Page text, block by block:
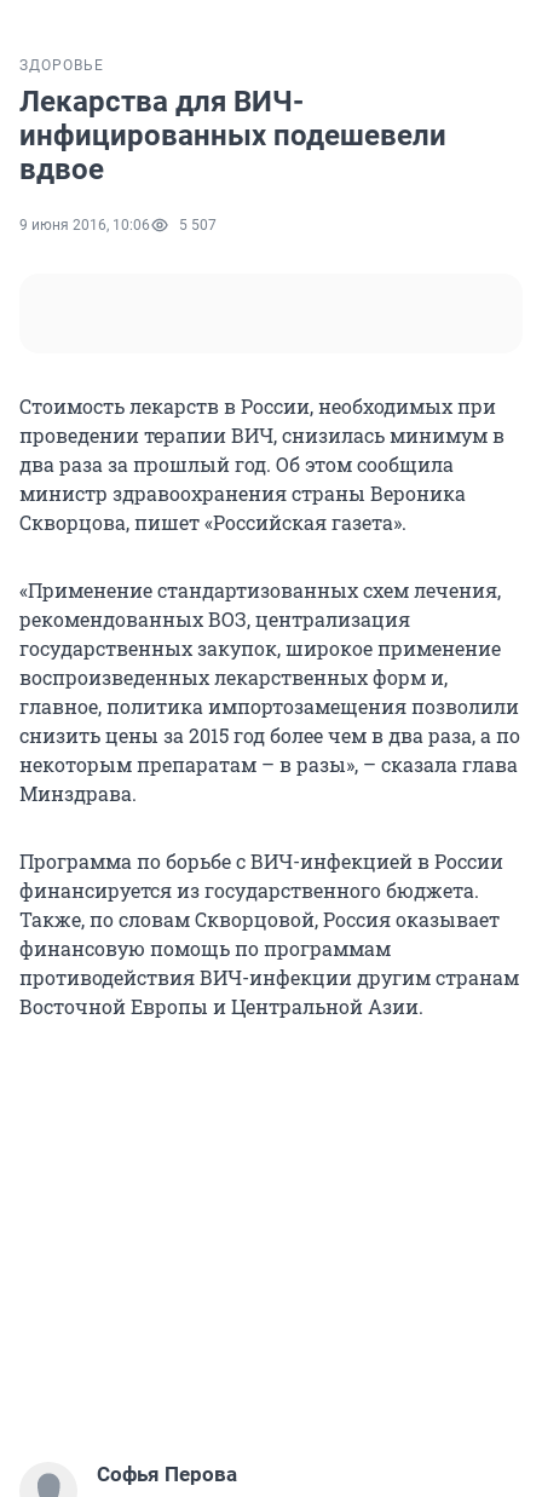
ЗДОРОВЬЕ
Лекарства для ВИЧ-
инфицированных подешевели
вдвое
9 июня 2016, 10:06 5 507
Стоимость лекарств в России, необходимых при
проведении терапии ВИЧ, снизилась минимум в
два раза за прошлый год. Об этом сообщила
министр здравоохранения страны Вероника
Скворцова, пишет «Российская газета».
«Применение стандартизованных схем лечения,
рекомендованных ВОЗ, централизация
государственных закупок, широкое применение
воспроизведенных лекарственных форм и,
главное, политика импортозамещения позволили
снизить цены за 2015 год более чем в два раза, а по
некоторым препаратам – в разы», – сказала глава
Минздрава.
Программа по борьбе с ВИЧ-инфекцией в России
финансируется из государственного бюджета.
Также, по словам Скворцовой, Россия оказывает
финансовую помощь по программам
противодействия ВИЧ-инфекции другим странам
Восточной Европы и Центральной Азии.
Софья Перова